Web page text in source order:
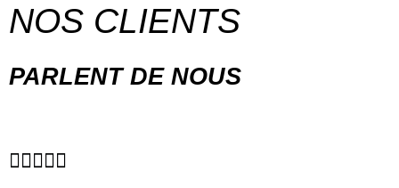
NOS CLIENTS
PARLENT DE NOUS
